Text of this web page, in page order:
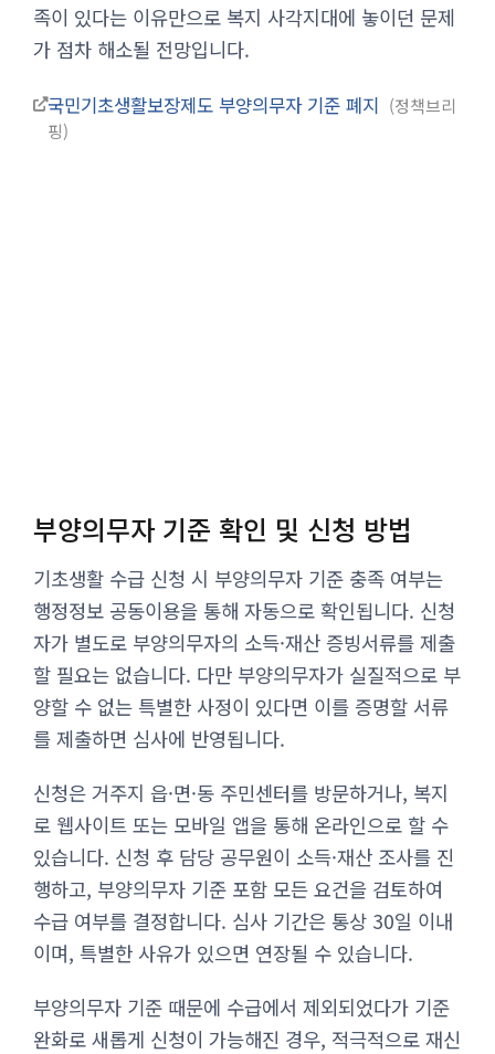
족이 있다는 이유만으로 복지 사각지대에 놓이던 문제
가 점차 해소될 전망입니다.
국민기초생활보장제도 부양의무자 기준 폐지
정책브리
핑
부양의무자 기준 확인 및 신청 방법
기초생활 수급 신청 시 부양의무자 기준 충족 여부는
행정정보 공동이용을 통해 자동으로 확인됩니다. 신청
자가 별도로 부양의무자의 소득·재산 증빙서류를 제출
할 필요는 없습니다. 다만 부양의무자가 실질적으로 부
양할 수 없는 특별한 사정이 있다면 이를 증명할 서류
를 제출하면 심사에 반영됩니다.
신청은 거주지 읍·면·동 주민센터를 방문하거나, 복지
로 웹사이트 또는 모바일 앱을 통해 온라인으로 할 수
있습니다. 신청 후 담당 공무원이 소득·재산 조사를 진
행하고, 부양의무자 기준 포함 모든 요건을 검토하여
수급 여부를 결정합니다. 심사 기간은 통상 30일 이내
이며, 특별한 사유가 있으면 연장될 수 있습니다.
부양의무자 기준 때문에 수급에서 제외되었다가 기준
완화로 새롭게 신청이 가능해진 경우, 적극적으로 재신